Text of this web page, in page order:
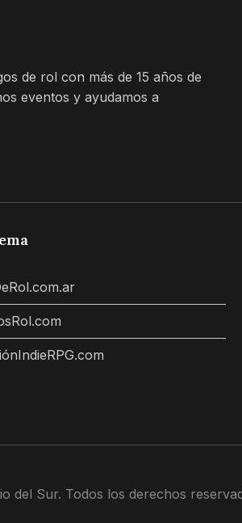
de rol con más de 15 años de
eventos y ayudamos a
del Sur. Todos los derechos